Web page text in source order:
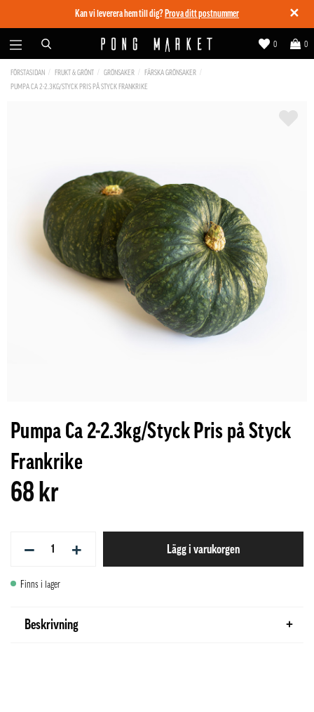
✕
Kan vi leverera hem till dig? Prova ditt postnummer
0
0
FÖRSTASIDAN FRUKT & GRÖNT GRÖNSAKER
FÄRSKA GRÖNSAKER
PUMPA CA 2-2.3KG/STYCK PRIS PÅ STYCK FRANKRIKE
Pumpa Ca 2-2.3kg/Styck Pris på Styck
Frankrike
68 kr
− + Lägg i varukorgen
Finns i lager
Beskrivning